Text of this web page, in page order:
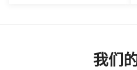
我们